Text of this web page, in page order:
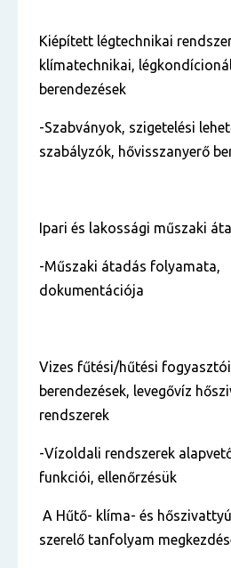
Kiépített légtechnikai
klímatechnikai,
berendezések
-Szabványok, szigetelési
szabályzók, hővisszanyerő
Ipari és lakossági műszaki
-Műszaki átadás folyamata,
dokumentációja
Vizes fűtési/hűtési
berendezések, levegővíz
rendszerek
-Vízoldali rendszerek
funkciói, ellenőrzésük
A Hűtő- klíma- és
szerelő tanfolyam